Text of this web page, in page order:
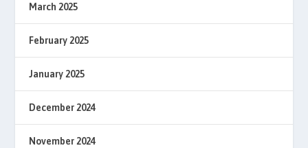
March 2025
February 2025
January 2025
December 2024
November 2024